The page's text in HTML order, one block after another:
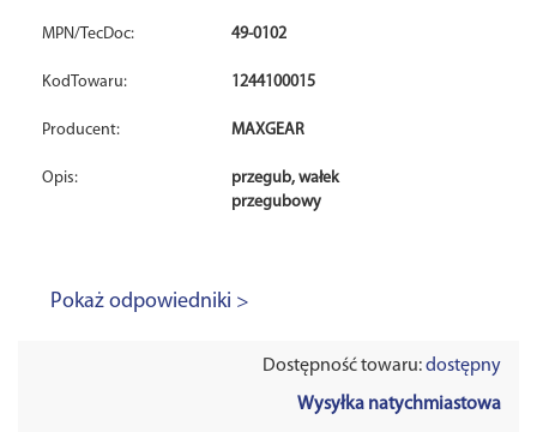
MPN/TecDoc: 49-0102
KodTowaru: 1244100015
Producent: MAXGEAR
Opis:
przegub, wałek
przegubowy
Pokaż odpowiedniki >
Dostępność towaru:dostępny
Wysyłka natychmiastowa